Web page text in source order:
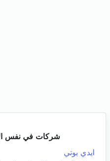
شركات في نفس
ايدي بوتي